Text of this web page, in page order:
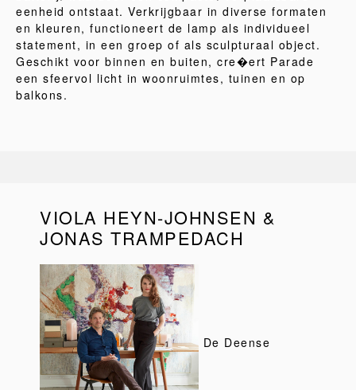
eenheid ontstaat. Verkrijgbaar in diverse formaten
en kleuren, functioneert de lamp als individueel
statement, in een groep of als sculpturaal object.
Geschikt voor binnen en buiten, cre�ert Parade
een sfeervol licht in woonruimtes, tuinen en op
balkons.
VIOLA HEYN-JOHNSEN &
JONAS TRAMPEDACH
De Deense